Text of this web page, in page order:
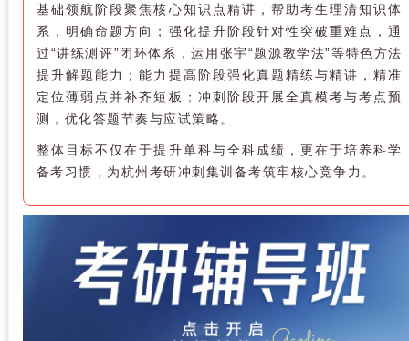
基础领航阶段聚焦核心知识点精讲，帮助考生理清知识体
系，明确命题方向；强化提升阶段针对性突破重难点，通
过“讲练测评”闭环体系，运用张宇“题源教学法”等特色方法
提升解题能力；能力提高阶段强化真题精练与精讲，精准
定位薄弱点并补齐短板；冲刺阶段开展全真模考与考点预
测，优化答题节奏与应试策略。
整体目标不仅在于提升单科与全科成绩，更在于培养科学
备考习惯，为杭州考研冲刺集训备考筑牢核心竞争力。